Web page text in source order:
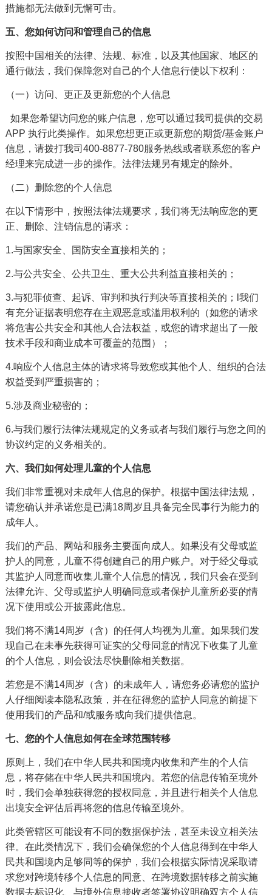
措施都无法做到无懈可击。
五、您如何访问和管理自己的信息
按照中国相关的法律、法规、标准，以及其他国家、地区的
通行做法，我们保障您对自己的个人信息行使以下权利：
（一）访问、更正及更新您的个人信息
如果您希望访问您的账户信息，您可以通过我司提供的交易
APP 执行此类操作。如果您想更正或更新您的期货/基金账户
信息，请拨打我司400-8877-780服务热线或者联系您的客户
经理来完成进一步的操作。法律法规另有规定的除外。
（二）删除您的个人信息
在以下情形中，按照法律法规要求，我们将无法响应您的更
正、删除、注销信息的请求：
1.与国家安全、国防安全直接相关的；
2.与公共安全、公共卫生、重大公共利益直接相关的；
3.与犯罪侦查、起诉、审判和执行判决等直接相关的；l我们
有充分证据表明您存在主观恶意或滥用权利的（如您的请求
将危害公共安全和其他人合法权益，或您的请求超出了一般
技术手段和商业成本可覆盖的范围）；
4.响应个人信息主体的请求将导致您或其他个人、组织的合法
权益受到严重损害的；
5.涉及商业秘密的；
6.与我们履行法律法规规定的义务或者与我们履行与您之间的
协议约定的义务相关的。
六、我们如何处理儿童的个人信息
我们非常重视对未成年人信息的保护。根据中国法律法规，
请您确认并承诺您是已满18周岁且具备完全民事行为能力的
成年人。
我们的产品、网站和服务主要面向成人。如果没有父母或监
护人的同意，儿童不得创建自己的用户账户。对于经父母或
其监护人同意而收集儿童个人信息的情况，我们只会在受到
法律允许、父母或监护人明确同意或者保护儿童所必要的情
况下使用或公开披露此信息。
我们将不满14周岁（含）的任何人均视为儿童。如果我们发
现自己在未事先获得可证实的父母同意的情况下收集了儿童
的个人信息，则会设法尽快删除相关数据。
若您是不满14周岁（含）的未成年人，请您务必请您的监护
人仔细阅读本隐私政策，并在征得您的监护人同意的前提下
使用我们的产品和/或服务或向我们提供信息。
七、您的个人信息如何在全球范围转移
原则上，我们在中华人民共和国境内收集和产生的个人信
息，将存储在中华人民共和国境内。若您的信息传输至境外
时，我们会单独获得您的授权同意，并且进行相关个人信息
出境安全评估后再将您的信息传输至境外。
此类管辖区可能设有不同的数据保护法，甚至未设立相关法
律。在此类情况下，我们会确保您的个人信息得到在中华人
民共和国境内足够同等的保护，我们会根据实际情况采取请
求您对跨境转移个人信息的同意、在跨境数据转移之前实施
数据去标识化、与境外信息接收者签署协议明确双方个人信